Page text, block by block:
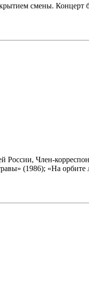
смены.
Член-
(1986); «На